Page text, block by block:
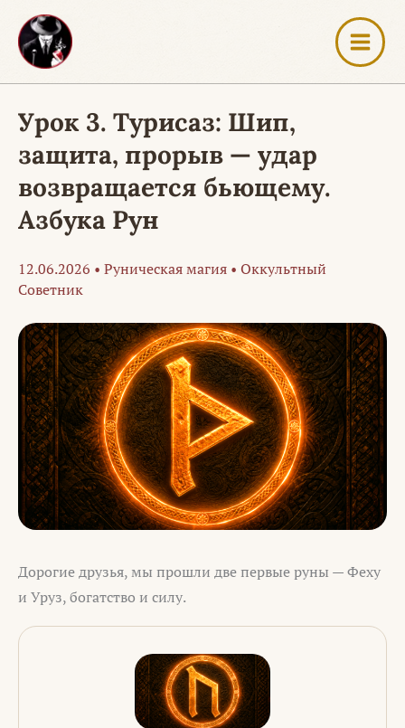
Перейти
содержимому
Урок 3. Турисаз: Шип,
защита, прорыв — удар
возвращается бьющему.
Азбука Рун
12.06.2026 • Руническая магия • Оккультный
Советник
Дорогие друзья, мы прошли две первые руны — Феху
и Уруз, богатство и силу.